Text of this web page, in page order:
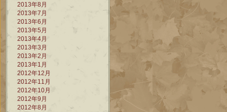
2013年8月
2013年7月
2013年6月
2013年5月
2013年4月
2013年3月
2013年2月
2013年1月
2012年12月
2012年11月
2012年10月
2012年9月
2012年8月